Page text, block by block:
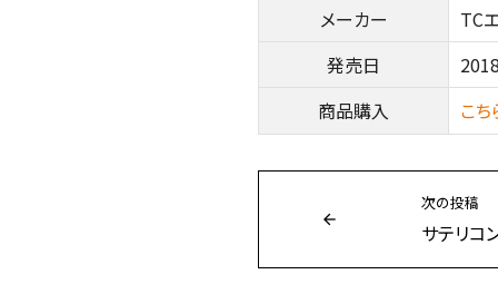
メーカー
TC
発売日
商品購入
こち
次の投稿
サテリコ